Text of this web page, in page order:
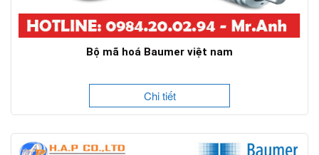
Bộ mã hoá Baumer việt nam
Chi tiết